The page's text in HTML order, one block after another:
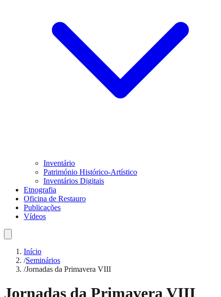
Inventário
Património Histórico-Artístico
Inventários Digitais
Etnografia
Oficina de Restauro
Publicações
Vídeos
Início
/Seminários
/Jornadas da Primavera VIII
Jornadas da Primavera VIII